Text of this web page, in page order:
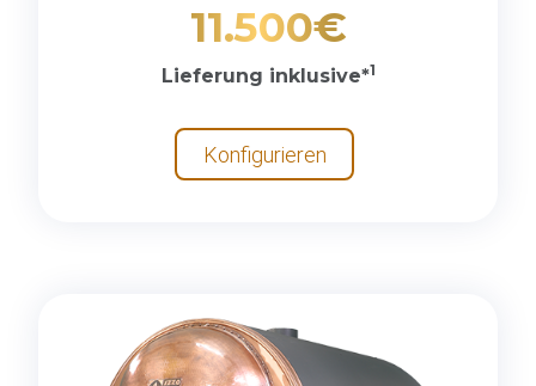
11.500€
Lieferung inklusive*1
Konfigurieren